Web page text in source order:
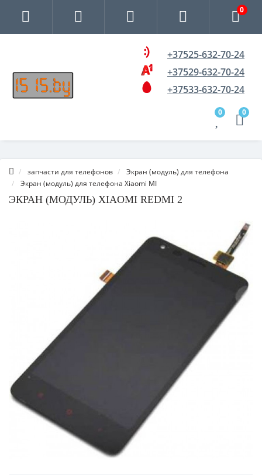
0
+37525-632-70-24
+37529-632-70-24
+37533-632-70-24
0 0
запчасти для телефонов
Экран (модуль) для телефона
Экран (модуль) для телефона Xiaomi MI
ЭКРАН (МОДУЛЬ) XIAOMI REDMI 2